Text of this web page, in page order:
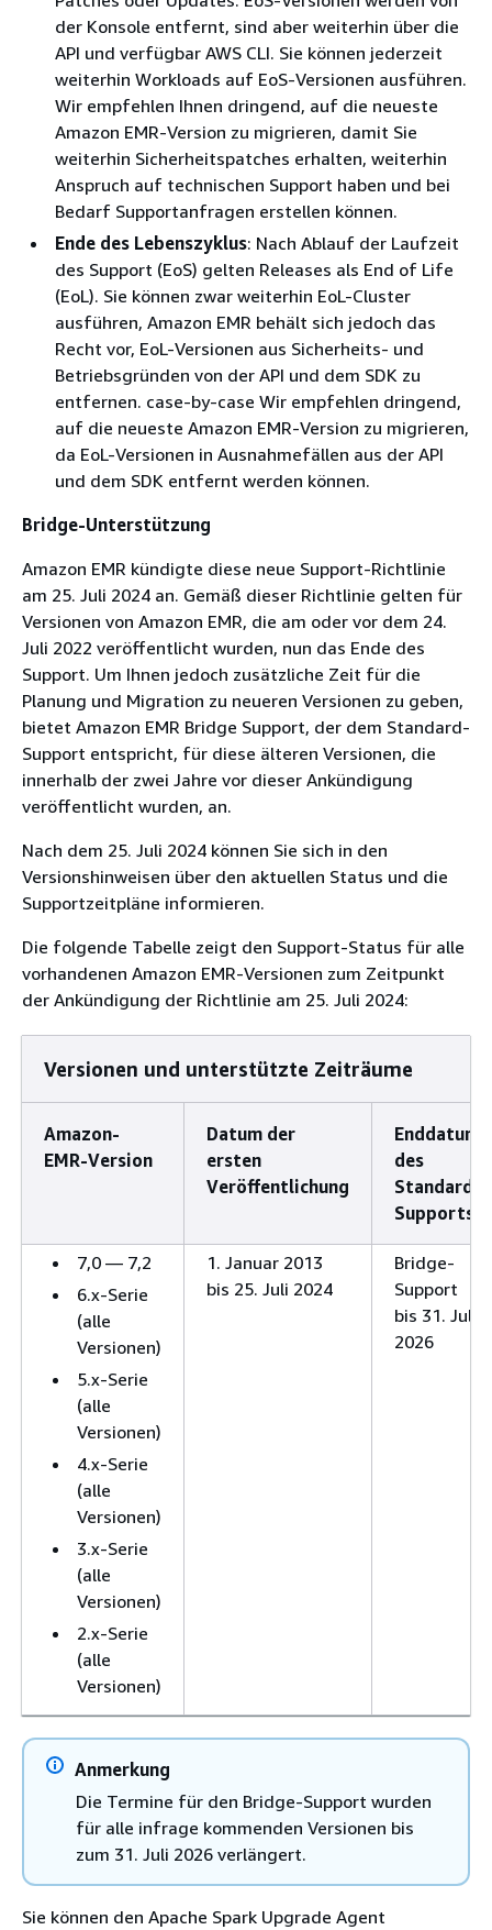
der Konsole entfernt, sind aber weiterhin über die
API und verfügbar AWS CLI. Sie können jederzeit
weiterhin Workloads auf EoS-Versionen ausführen.
Wir empfehlen Ihnen dringend, auf die neueste
Amazon EMR-Version zu migrieren, damit Sie
weiterhin Sicherheitspatches erhalten, weiterhin
Anspruch auf technischen Support haben und bei
Bedarf Supportanfragen erstellen können.
Ende des Lebenszyklus: Nach Ablauf der Laufzeit
des Support (EoS) gelten Releases als End of Life
(EoL). Sie können zwar weiterhin EoL-Cluster
ausführen, Amazon EMR behält sich jedoch das
Recht vor, EoL-Versionen aus Sicherheits- und
Betriebsgründen von der API und dem SDK zu
entfernen. case-by-case Wir empfehlen dringend,
auf die neueste Amazon EMR-Version zu migrieren,
da EoL-Versionen in Ausnahmefällen aus der API
und dem SDK entfernt werden können.
Bridge-Unterstützung
Amazon EMR kündigte diese neue Support-Richtlinie
am 25. Juli 2024 an. Gemäß dieser Richtlinie gelten für
Versionen von Amazon EMR, die am oder vor dem 24.
Juli 2022 veröffentlicht wurden, nun das Ende des
Support. Um Ihnen jedoch zusätzliche Zeit für die
Planung und Migration zu neueren Versionen zu geben,
bietet Amazon EMR Bridge Support, der dem Standard-
Support entspricht, für diese älteren Versionen, die
innerhalb der zwei Jahre vor dieser Ankündigung
veröffentlicht wurden, an.
Nach dem 25. Juli 2024 können Sie sich in den
Versionshinweisen über den aktuellen Status und die
Supportzeitpläne informieren.
Die folgende Tabelle zeigt den Support-Status für alle
vorhandenen Amazon EMR-Versionen zum Zeitpunkt
der Ankündigung der Richtlinie am 25. Juli 2024:
Versionen und unterstützte Zeiträume
Amazon-
EMR-Version
Datum der
ersten
Veröffentlichung
Enddatum
des
Standard-
Supports
7,0 — 7,2
6.x-Serie
(alle
Versionen)
5.x-Serie
(alle
Versionen)
4.x-Serie
(alle
Versionen)
3.x-Serie
(alle
Versionen)
2.x-Serie
(alle
Versionen)
1. Januar 2013
bis 25. Juli 2024
Bridge-
Support
bis 31. Juli
2026
Anmerkung
Die Termine für den Bridge-Support wurden
für alle infrage kommenden Versionen bis
zum 31. Juli 2026 verlängert.
Sie können den Apache Spark Upgrade Agent